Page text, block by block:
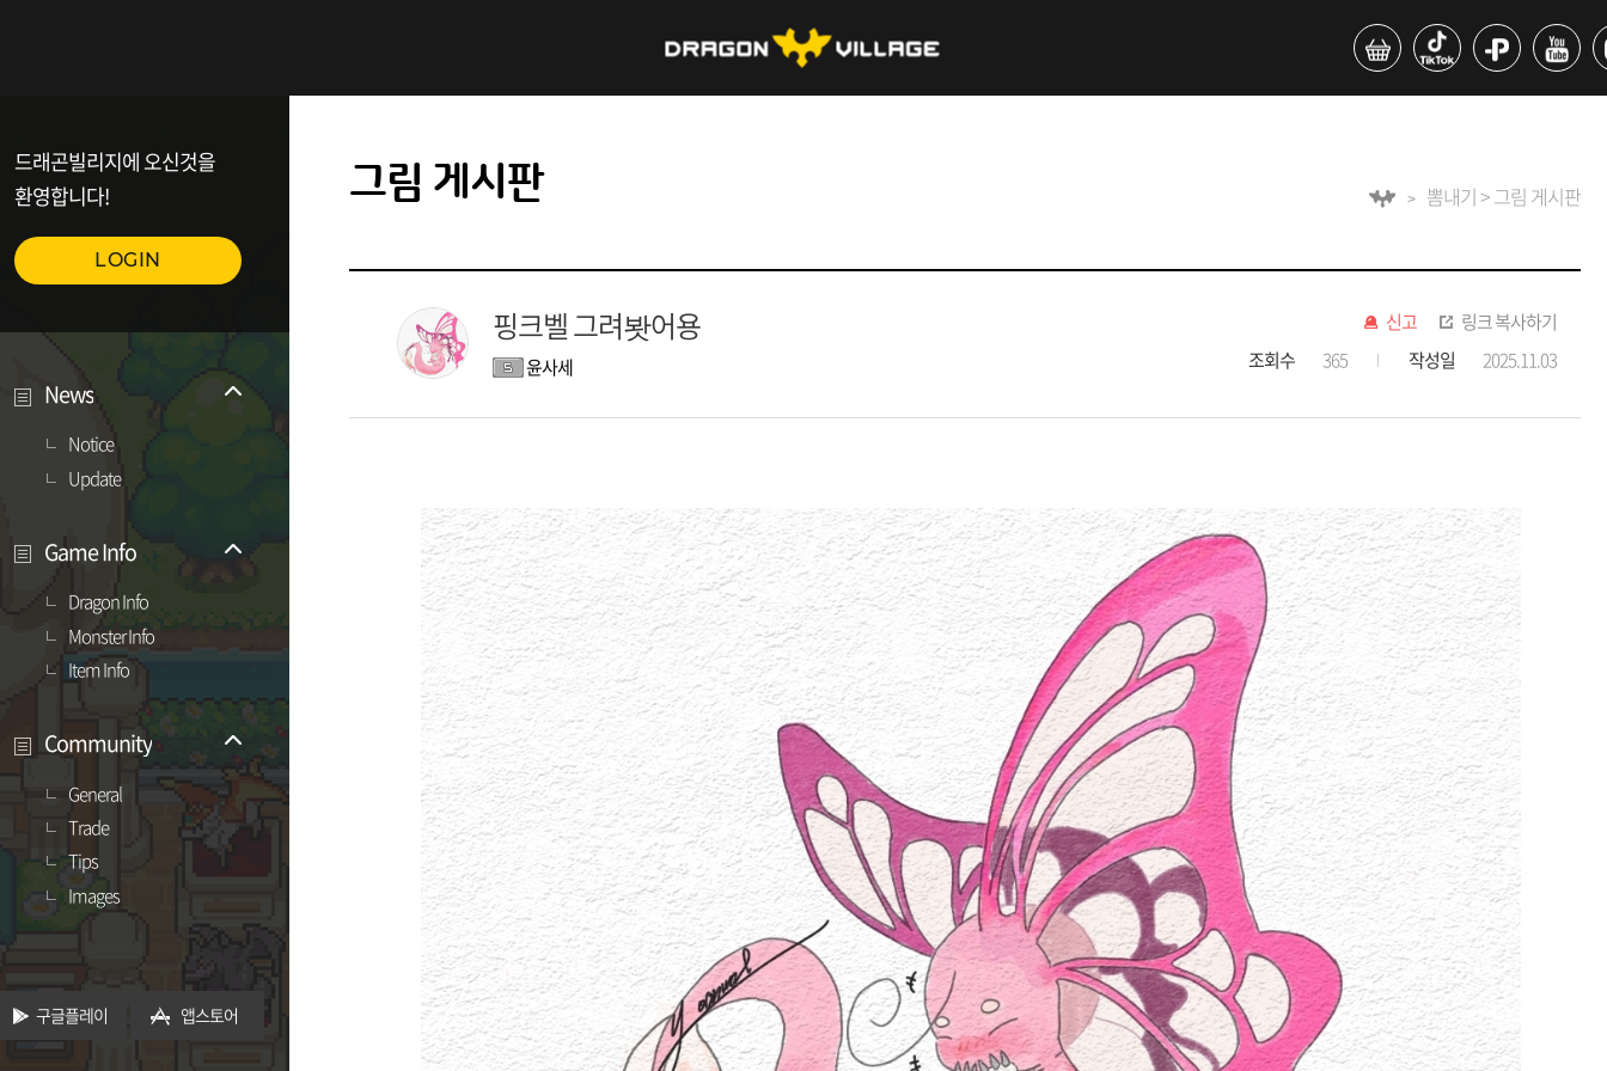
드래곤빌리지에 오신것을
환영합니다!
LOGIN
News
Notice
Update
Game Info
Dragon Info
Monster Info
Item Info
Community
General
Trade
Tips
Images
구글플레이 앱스토어
그림 게시판 뽐내기 > 그림 게시판
핑크벨 그려봣어용
윤사세
신고
링크 복사하기
조회수
365 작성일 2025.11.03